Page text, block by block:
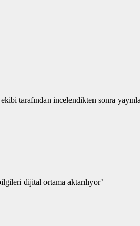
ekibi tarafından incelendikten sonra
dijital ortama aktarılıyor’